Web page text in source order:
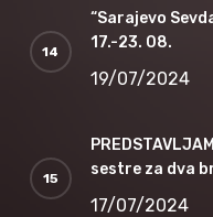
“Sarajevo
17.-23. 08.
19/07/2024
sestre za dva
17/07/2024